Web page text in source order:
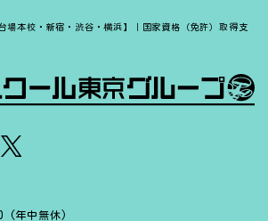
場本校・新宿・渋谷・横浜】｜国家資格（免許）取得支
(年中無休)